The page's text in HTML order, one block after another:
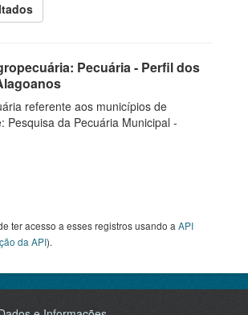
Pecuária - Perfil dos
referente aos municípios de
Pesquisa da Pecuária Municipal -
ter acesso a esses registros usando a API
da API).